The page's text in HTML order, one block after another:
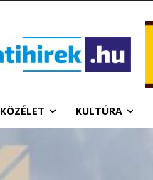
KÖZÉLET KULTÚRA